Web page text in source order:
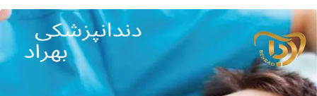
با
کلینیک
دندانپزشکی
بهراد